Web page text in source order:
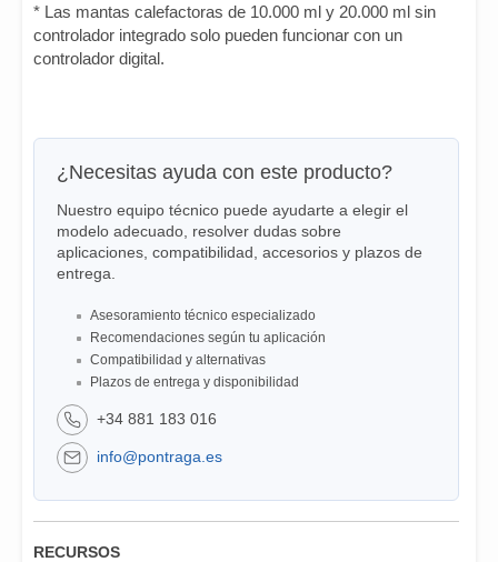
* Las mantas calefactoras de 10.000 ml y 20.000 ml sin
controlador integrado solo pueden funcionar con un
controlador digital.
¿Necesitas ayuda con este producto?
Nuestro equipo técnico puede ayudarte a elegir el
modelo adecuado, resolver dudas sobre
aplicaciones, compatibilidad, accesorios y plazos de
entrega.
Asesoramiento técnico especializado
Recomendaciones según tu aplicación
Compatibilidad y alternativas
Plazos de entrega y disponibilidad
+34 881 183 016
info@pontraga.es
RECURSOS